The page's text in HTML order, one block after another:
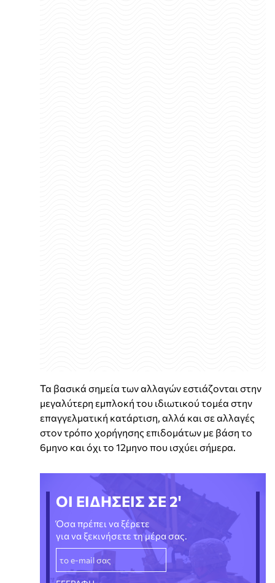
Τα βασικά σημεία των αλλαγών εστιάζονται στην
μεγαλύτερη εμπλοκή του ιδιωτικού τομέα στην
επαγγελματική κατάρτιση, αλλά και σε αλλαγές
στον τρόπο χορήγησης επιδομάτων με βάση το
6μηνο και όχι το 12μηνο που ισχύει σήμερα.
ΟΙ ΕΙΔΗΣΕΙΣ ΣΕ 2'
Όσα πρέπει να ξέρετε
για να ξεκινήσετε τη μέρα σας.